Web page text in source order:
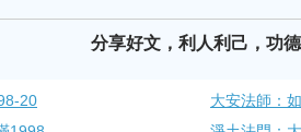
分享好文，利人利己，功
20
大安法師：